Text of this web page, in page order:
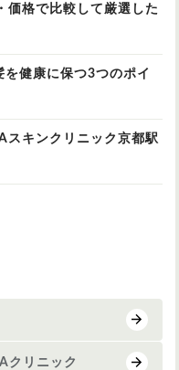
価格で比較して厳選した
を健康に保つ3つのポイ
スキンクリニック京都駅
クリニック